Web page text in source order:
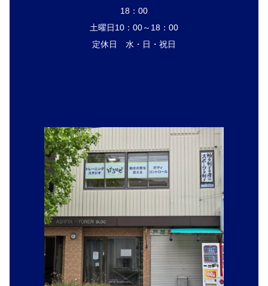
18：00
土曜日10：00～18：00
定休日 水・日・祝日